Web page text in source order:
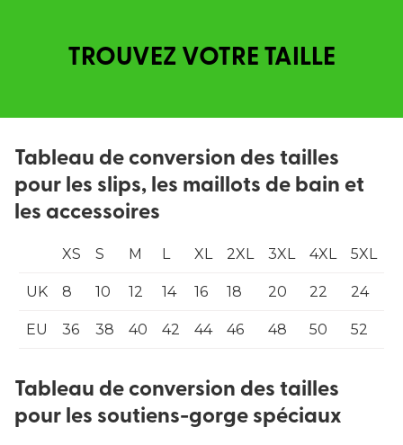
TROUVEZ VOTRE TAILLE
Tableau de conversion des tailles
pour les slips, les maillots de bain et
les accessoires
XS S M L XL 2XL 3XL 4XL 5XL
UK 8 10 12 14 16 18 20 22 24
EU 36 38 40 42 44 46 48 50 52
Tableau de conversion des tailles
pour les soutiens-gorge spéciaux